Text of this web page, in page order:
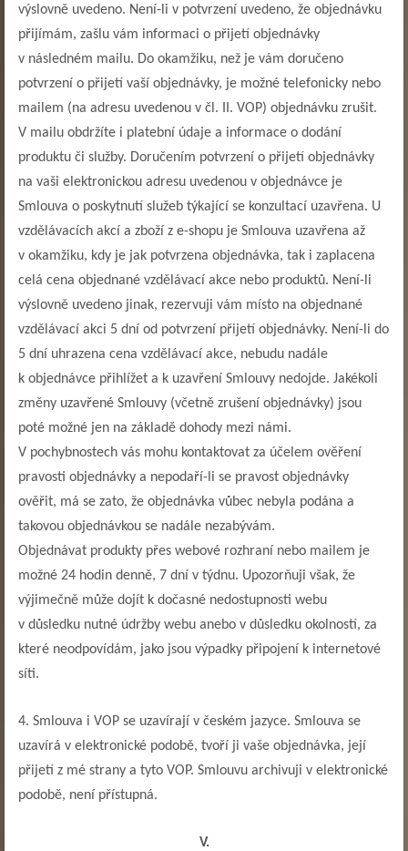
výslovně uvedeno. Není-li v potvrzení uvedeno, že objednávku
přijímám, zašlu vám informaci o přijetí objednávky
v následném mailu. Do okamžiku, než je vám doručeno
potvrzení o přijetí vaší objednávky, je možné telefonicky nebo
mailem (na adresu uvedenou v čl. II. VOP) objednávku zrušit.
V mailu obdržíte i platební údaje a informace o dodání
produktu či služby. Doručením potvrzení o přijetí objednávky
na vaši elektronickou adresu uvedenou v objednávce je
Smlouva o poskytnutí služeb týkající se konzultací uzavřena. U
vzdělávacích akcí a zboží z e-shopu je Smlouva uzavřena až
v okamžiku, kdy je jak potvrzena objednávka, tak i zaplacena
celá cena objednané vzdělávací akce nebo produktů. Není-li
výslovně uvedeno jinak, rezervuji vám místo na objednané
vzdělávací akci 5 dní od potvrzení přijetí objednávky. Není-li do
5 dní uhrazena cena vzdělávací akce, nebudu nadále
k objednávce přihlížet a k uzavření Smlouvy nedojde. Jakékoli
změny uzavřené Smlouvy (včetně zrušení objednávky) jsou
poté možné jen na základě dohody mezi námi.
V pochybnostech vás mohu kontaktovat za účelem ověření
pravosti objednávky a nepodaří-li se pravost objednávky
ověřit, má se zato, že objednávka vůbec nebyla podána a
takovou objednávkou se nadále nezabývám.
Objednávat produkty přes webové rozhraní nebo mailem je
možné 24 hodin denně, 7 dní v týdnu. Upozorňuji však, že
výjimečně může dojít k dočasné nedostupnosti webu
v důsledku nutné údržby webu anebo v důsledku okolností, za
které neodpovídám, jako jsou výpadky připojení k internetové
síti.
4. Smlouva i VOP se uzavírají v českém jazyce. Smlouva se
uzavírá v elektronické podobě, tvoří ji vaše objednávka, její
přijetí z mé strany a tyto VOP. Smlouvu archivuji v elektronické
podobě, není přístupná.
V.